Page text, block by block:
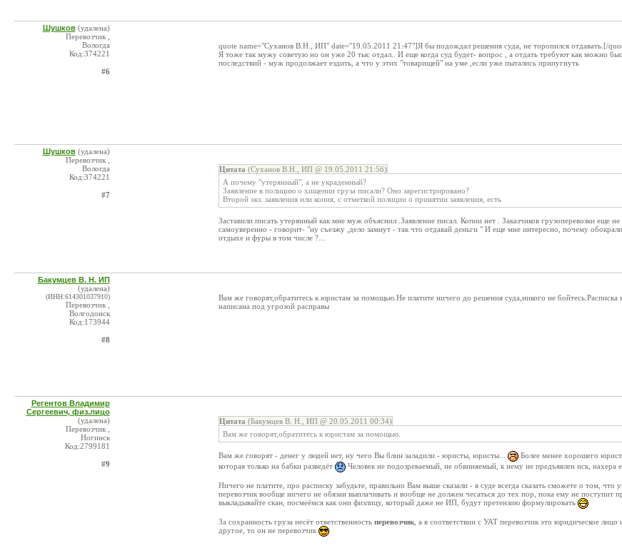
Шушков (удалена)
Перевозчик ,
Вологда
Код:374221
#6
quote name="Суханов В.Н., ИП" date="19.05.2011 21:47"]Я бы подождал решения суда, не торопился отдавать.[/
Я тоже так мужу советую но он уже 20 тыс отдал.. И еще когда суд будет- вопрос , а отдать требуют как можно
последствий - муж продолжает ездить, а что у этих "товарищей" на уме ,если уже пытались припугнуть
Шушков (удалена)
Перевозчик ,
Вологда
Код:374221
#7
Цитата (Суханов В.Н., ИП @ 19.05.2011 21:56)
А почему "утерянный", а не украденный?
Заявление в полицию о хищении груза писали? Оно зарегистрировано?
Второй экз. заявления или копия, с отметкой полиции о принятии заявления, есть
Заставили писать утерянный как мне муж объяснил .Заявление писал. Копии нет . Заказчиков грузоперевозки еще
самоуверенно - говорит- "ну съезжу ,дело замнут - так что отдавай деньги " И еще мне интересно, почему
отдыхе и фуры в том числе ?...
Бакумцев В. Н. ИП
(удалена)
(ИНН:614301037910)
Перевозчик ,
Волгодонск
Код:173944
#8
Вам же говорят,обратитесь к юристам за помощью.Не платите ничего до решения суда,никого не
написана под угрозой расправы
Регентов Владимир
Сергеевич, физ.лицо
(удалена)
Перевозчик ,
Ногинск
Код:2799181
#9
Цитата (Бакумцев В. Н., ИП @ 20.05.2011 00:34)
Вам же говорят,обратитесь к юристам за помощью.
Вам же говорят - денег у людей нет, ну чего Вы блин заладили - юристы, юристы...
Более менее хорошего
которая только на бабки разведёт
Человек не подозреваемый, не обвиняемый, к нему не предъявлен иск, нахера
Ничего не платите, про расписку забудьте, правильно Вам выше сказали - в суде всегда сказать сможете о том, что
перевозчик вообще ничего не обязан выплачивать и вообще не должен чесаться до тех пор, пока ему не поступит
выкладывайте скан, посмеёмся как они физлицу, который даже не ИП, будут претензию формулировать
За сохранность груза несёт ответственность перевозчик , а в соответствии с УАТ перевозчик это юридическое
другое, то он не перевозчик